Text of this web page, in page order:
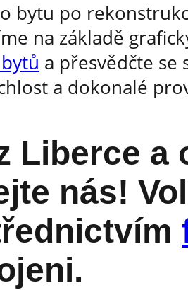
bytu po
na základě
a přesvědčte
a dokonalé
Liberce a
nás!